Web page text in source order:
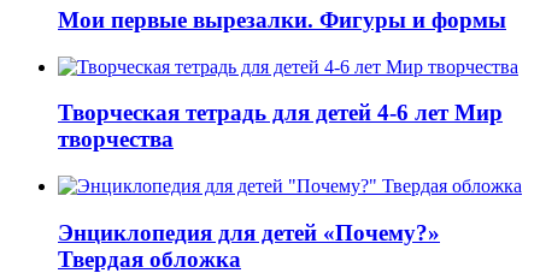
Мои первые вырезалки. Фигуры и формы
Творческая тетрадь для детей 4-6 лет Мир
творчества
Энциклопедия для детей «Почему?»
Твердая обложка